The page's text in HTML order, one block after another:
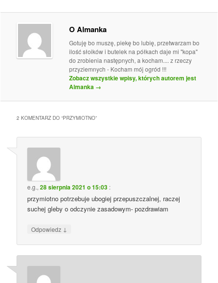
O Almanka
Gotuję bo muszę, piekę bo lubię, przetwarzam bo
ilość słoików i butelek na półkach daje mi "kopa"
do zrobienia następnych, a kocham.... z rzeczy
przyziemnych - Kocham mój ogród !!!
Zobacz wszystkie wpisy, których autorem jest
Almanka →
2 KOMENTARZ DO “PRZYMIOTNO”
e.g.,28 sierpnia 2021 o 15:03 :
przymiotno potrzebuje ubogiej przepuszczalnej, raczej
suchej gleby o odczynie zasadowym- pozdrawiam
Odpowiedz ↓